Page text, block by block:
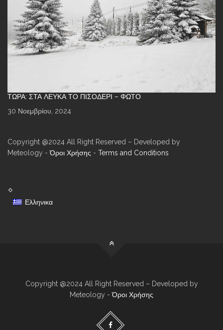
ΤΏΡΑ: ΣΤΑ ΛΕΥΚΆ ΤΟ ΠΙΣΟΔΈΡΙ – ΦΩΤΌ
30 Νοεμβρίου, 2024
Copyright @2024 All Right Reserved – Developed by
Meteology -Όροι Χρήσης - Terms and Conditions
Ελληνικα
Copyright @2024 All Right Reserved – Developed by
Meteology -Όροι Χρήσης